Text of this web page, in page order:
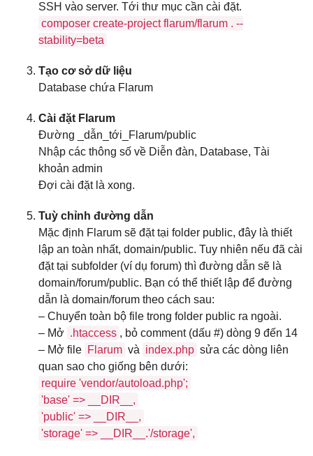
SSH vào server. Tới thư mục cần cài đặt.
composer create-project flarum/flarum . --
stability=beta
Tạo cơ sở dữ liệu
Database chứa Flarum
Cài đặt Flarum
Đường _dẫn_tới_Flarum/public
Nhập các thông số về Diễn đàn, Database, Tài
khoản admin
Đợi cài đặt là xong.
Tuỳ chỉnh đường dẫn
Mặc định Flarum sẽ đặt tại folder public, đây là thiết
lập an toàn nhất, domain/public. Tuy nhiên nếu đã cài
đặt tại subfolder (ví dụ forum) thì đường dẫn sẽ là
domain/forum/public. Bạn có thể thiết lập để đường
dẫn là domain/forum theo cách sau:
– Chuyển toàn bộ file trong folder public ra ngoài.
– Mở .htaccess , bỏ comment (dấu #) dòng 9 đến 14
– Mở file Flarum và index.php sửa các dòng liên
quan sao cho giống bên dưới:
require 'vendor/autoload.php';
'base' => __DIR__,
'public' => __DIR__,
'storage' => __DIR__.'/storage',